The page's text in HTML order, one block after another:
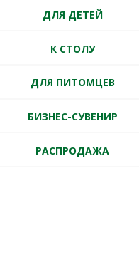
ДЛЯ ДЕТЕЙ
К СТОЛУ
ДЛЯ ПИТОМЦЕВ
БИЗНЕС-СУВЕНИР
РАСПРОДАЖА